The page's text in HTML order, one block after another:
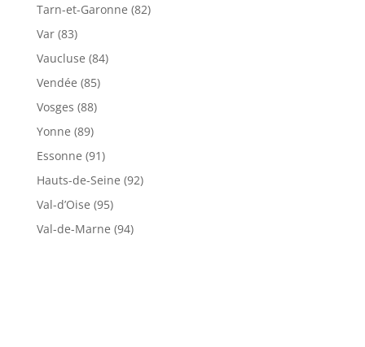
Tarn-et-Garonne (82)
Var (83)
Vaucluse (84)
Vendée (85)
Vosges (88)
Yonne (89)
Essonne (91)
Hauts-de-Seine (92)
Val-d’Oise (95)
Val-de-Marne (94)